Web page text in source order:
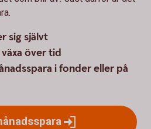
sig självt
över tid
i fonder eller på